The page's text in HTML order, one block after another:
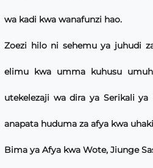
wa kadi kwa wanafunzi hao.
Zoezi hilo ni sehemu ya juhudi
elimu kwa umma kuhusu
utekelezaji wa dira ya Serikali ya
anapata huduma za afya kwa
Bima ya Afya kwa Wote, Jiunge